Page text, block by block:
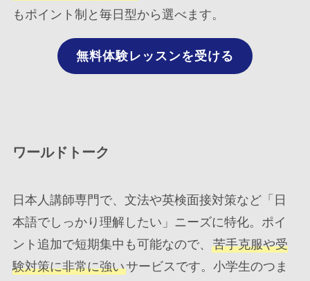
もポイント制と毎日型から選べます。
無料体験レッスンを受ける
ワールドトーク
日本人講師専門で、文法や英検面接対策など「日
本語でしっかり理解したい」ニーズに特化。ポイ
ント追加で短期集中も可能なので、 苦手克服や受
験対策に非常に強いサービスです。小学生のつま